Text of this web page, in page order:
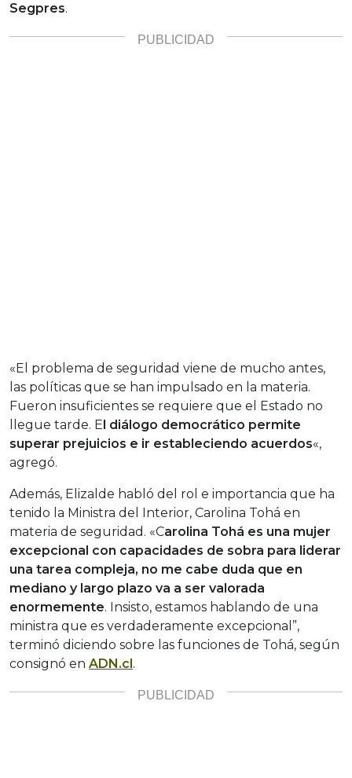
Segpres.
«El problema de seguridad viene de mucho antes,
las políticas que se han impulsado en la materia.
Fueron insuficientes se requiere que el Estado no
llegue tarde. E l diálogo democrático permite
superar prejuicios e ir estableciendo acuerdos«,
agregó.
Además, Elizalde habló del rol e importancia que ha
tenido la Ministra del Interior, Carolina Tohá en
materia de seguridad. «Carolina Tohá es una mujer
excepcional con capacidades de sobra para liderar
una tarea compleja, no me cabe duda que en
mediano y largo plazo va a ser valorada
enormemente. Insisto, estamos hablando de una
ministra que es verdaderamente excepcional”,
terminó diciendo sobre las funciones de Tohá, según
consignó en ADN.cl .